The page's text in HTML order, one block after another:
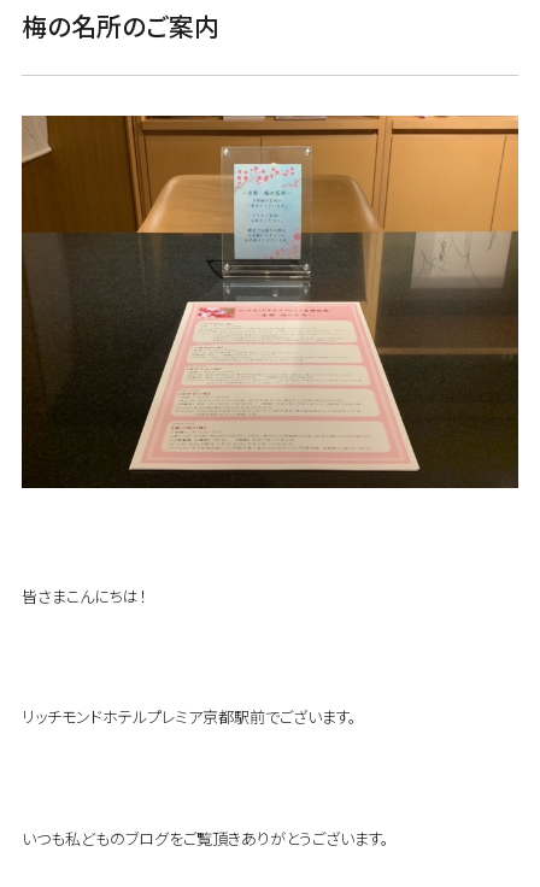
梅の名所のご案内
皆さまこんにちは！
リッチモンドホテルプレミア京都駅前でございます。
いつも私どものブログをご覧頂きありがとうございます。